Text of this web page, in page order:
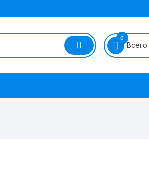
0
Всего: